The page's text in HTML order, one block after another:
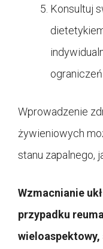
Konsultuj
Wprowadzenie
żywieniowych
stanu zapalnego,
Wzmacnianie
przypadku
wieloaspektowy,